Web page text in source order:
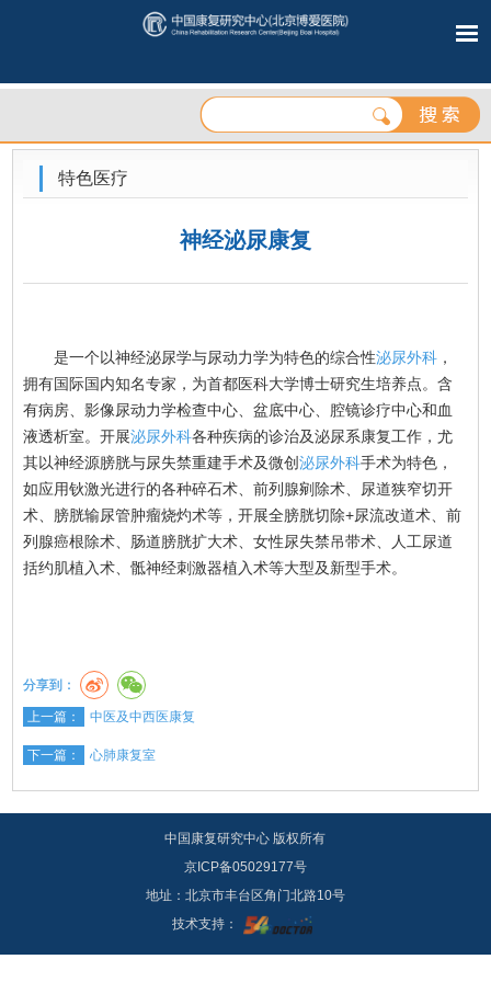
特色医疗
神经泌尿康复
是一个以神经泌尿学与尿动力学为特色的综合性泌尿外科 ，
拥有国际国内知名专家，为首都医科大学博士研究生培养点。含
有病房、影像尿动力学检查中心、盆底中心、腔镜诊疗中心和血
液透析室。开展泌尿外科各种疾病的诊治及泌尿系康复工作，尤
其以神经源膀胱与尿失禁重建手术及微创泌尿外科手术为特色，
如应用钬激光进行的各种碎石术、前列腺剜除术、尿道狭窄切开
术、膀胱输尿管肿瘤烧灼术等，开展全膀胱切除+尿流改道术、前
列腺癌根除术、肠道膀胱扩大术、女性尿失禁吊带术、人工尿道
括约肌植入术、骶神经刺激器植入术等大型及新型手术。
分享到：
上一篇： 中医及中西医康复
下一篇： 心肺康复室
中国康复研究中心 版权所有
京ICP备05029177号
地址：北京市丰台区角门北路10号
技术支持：